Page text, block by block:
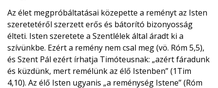
Az élet megpróbáltatásai közepette a reményt az Isten
szeretetéről szerzett erős és bátorító bizonyosság
élteti. Isten szeretete a Szentlélek által áradt ki a
szívünkbe. Ezért a remény nem csal meg (vö. Róm 5,5),
és Szent Pál ezért írhatja Timóteusnak: „azért fáradunk
és küzdünk, mert remélünk az élő Istenben” (1Tim
4,10). Az élő Isten ugyanis „a reménység Istene” (Róm